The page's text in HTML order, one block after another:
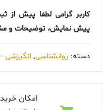
امکان
کاربر گرامی لطفا پیش از
پیش نمایش، توضیحات و
دسته: روانشناسی, انگیزشی